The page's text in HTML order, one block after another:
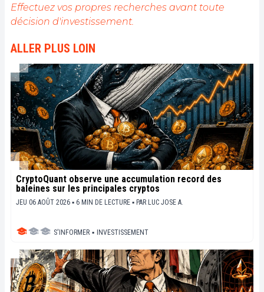
Effectuez vos propres recherches avant toute
décision d'investissement.
ALLER PLUS LOIN
CryptoQuant observe une accumulation record des
baleines sur les principales cryptos
JEU 06 AOÛT 2026 ▪ 6 MIN DE LECTURE ▪ PAR LUC JOSE A.
S'INFORMER ▪ INVESTISSEMENT